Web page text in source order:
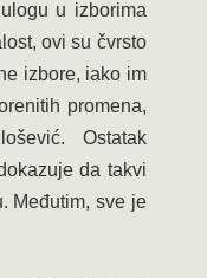
u izborima
ovi su čvrsto
izbore, iako im
promena,
Ostatak
da takvi
Međutim, sve je